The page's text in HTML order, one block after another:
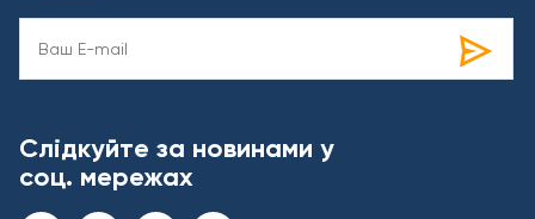
Слідкуйте за новинами у
соц. мережах